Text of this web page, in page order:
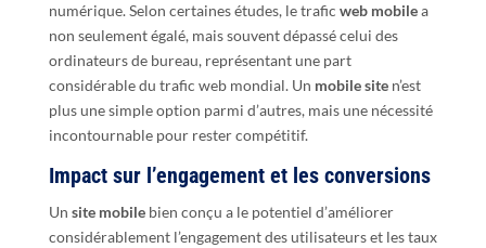
numérique. Selon certaines études, le trafic web mobilea
non seulement égalé, mais souvent dépassé celui des
ordinateurs de bureau, représentant une part
considérable du trafic web mondial. Un mobile siten’est
plus une simple option parmi d’autres, mais une nécessité
incontournable pour rester compétitif.
Impact sur l’engagement et les conversions
Un site mobilebien conçu a le potentiel d’améliorer
considérablement l’engagement des utilisateurs et les taux